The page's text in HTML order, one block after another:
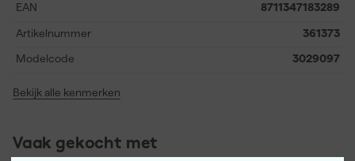
EAN
8711347183289
Artikelnummer 361373
Modelcode 3029097
Bekijk alle kenmerken
Vaak gekocht met